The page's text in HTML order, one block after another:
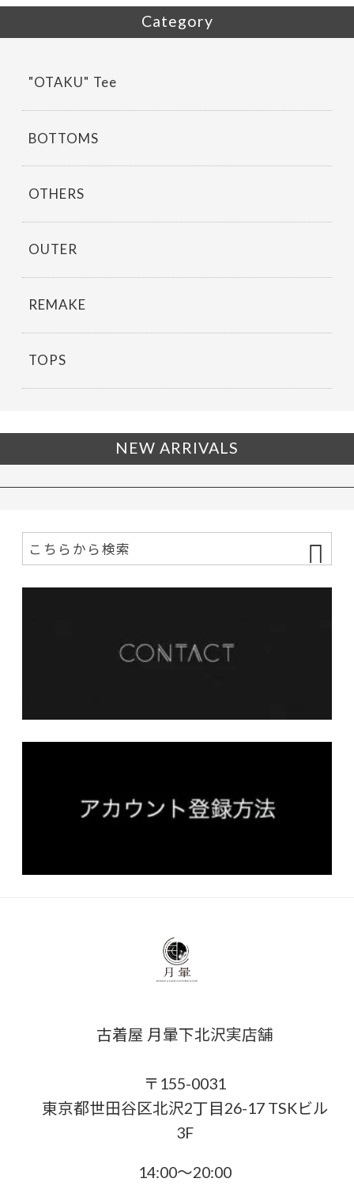
o
k
Category
"OTAKU" Tee
BOTTOMS
OTHERS
OUTER
REMAKE
TOPS
NEW ARRIVALS
古着屋 月暈下北沢実店舗
〒155-0031
東京都世田谷区北沢2丁目26-17 TSKビル
3F
14:00〜20:00